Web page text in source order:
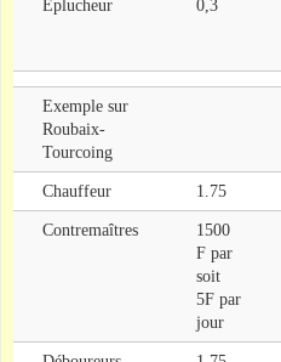
Eplucheur 0,3
Exemple sur
Roubaix-
Tourcoing
Chauffeur 1.75
Contremaîtres
1500
F par
soit
5F par
jour